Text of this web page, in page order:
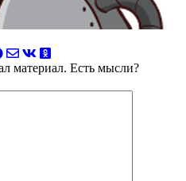
материал. Есть мысли?